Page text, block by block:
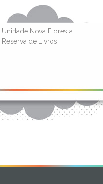
Unidade Nova Floresta
Reserva de Livros